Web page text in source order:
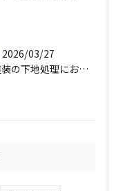
2026/03/27
塗装の下地処理におけるケレンの必要性とは？種類と特徴を解説！